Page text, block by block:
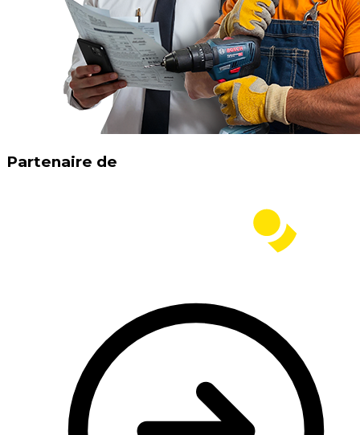
Partenaire de